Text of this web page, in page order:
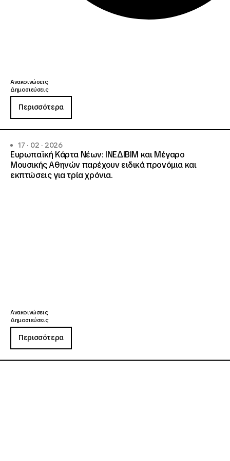
Ανακοινώσεις
Δημοσιεύσεις
Περισσότερα
17 · 02 · 2026
Ευρωπαϊκή Κάρτα Νέων: ΙΝΕΔΙΒΙΜ και Μέγαρο
Μουσικής Αθηνών παρέχουν ειδικά προνόμια και
εκπτώσεις για τρία χρόνια.
Ανακοινώσεις
Δημοσιεύσεις
Περισσότερα